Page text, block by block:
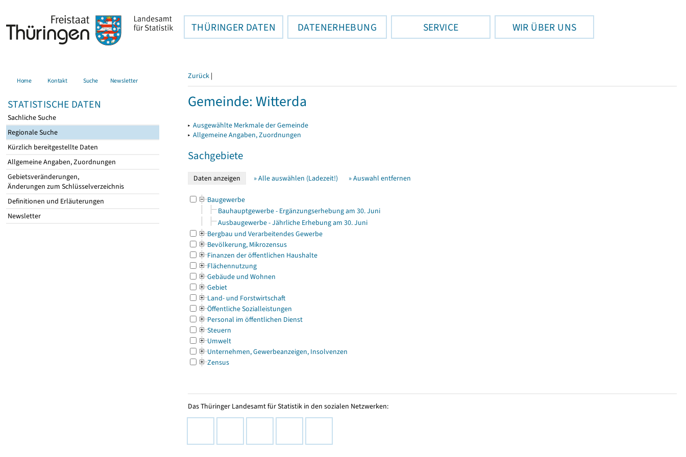
THÜRINGER DATEN DATENERHEBUNG SERVICE WIR ÜBER UNS
Home Kontakt Suche Newsletter
STATISTISCHE DATEN
Sachliche Suche
Regionale Suche
Kürzlich bereitgestellte Daten
Allgemeine Angaben, Zuordnungen
Gebietsveränderungen,
Änderungen zum Schlüsselverzeichnis
Definitionen und Erläuterungen
Newsletter
Zurück |
Gemeinde: Witterda
▸ Ausgewählte Merkmale der Gemeinde
▸ Allgemeine Angaben, Zuordnungen
Sachgebiete
» Alle auswählen (Ladezeit!) » Auswahl entfernen
Baugewerbe
Bauhauptgewerbe - Ergänzungserhebung am 30. Juni
Ausbaugewerbe - Jährliche Erhebung am 30. Juni
Bergbau und Verarbeitendes Gewerbe
Bevölkerung, Mikrozensus
Finanzen der öffentlichen Haushalte
Flächennutzung
Gebäude und Wohnen
Gebiet
Land- und Forstwirtschaft
Öffentliche Sozialleistungen
Personal im öffentlichen Dienst
Steuern
Umwelt
Unternehmen, Gewerbeanzeigen, Insolvenzen
Zensus
Das Thüringer Landesamt für Statistik in den sozialen Netzwerken: